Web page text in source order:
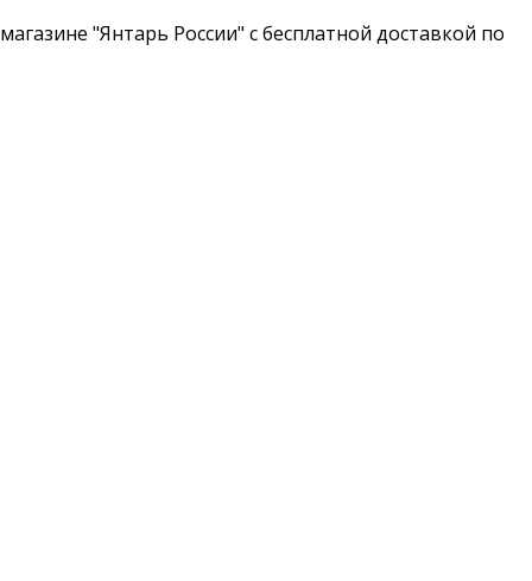
"Янтарь России" с бесплатной доставкой по